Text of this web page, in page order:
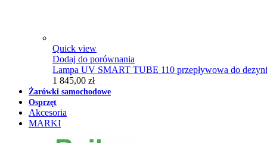
Quick view
Dodaj do porównania
Lampa UV SMART TUBE 110 przepływowa do
1 845,00 zł
Żarówki samochodowe
Osprzęt
Akcesoria
MARKI